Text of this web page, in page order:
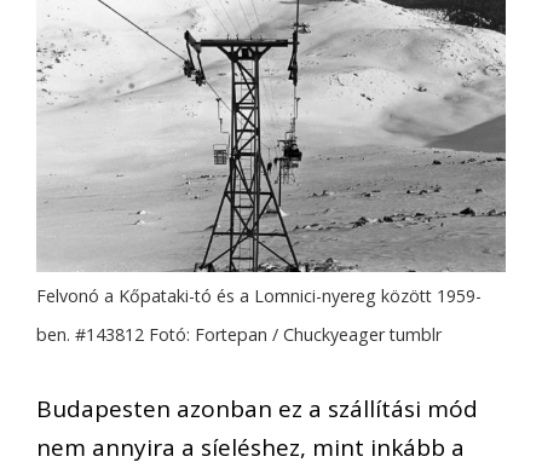
Felvonó a Kőpataki-tó és a Lomnici-nyereg között 1959-
ben. #143812 Fotó: Fortepan / Chuckyeager tumblr
Budapesten azonban ez a szállítási mód
nem annyira a síeléshez, mint inkább a